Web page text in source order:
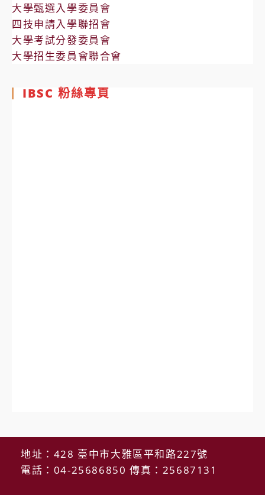
大學甄選入學委員會
四技申請入學聯招會
大學考試分發委員會
大學招生委員會聯合會
IBSC 粉絲專頁
地址：428 臺中市大雅區平和路227號
電話：04-25686850 傳真：25687131